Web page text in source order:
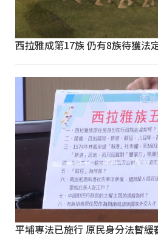
西拉雅成第17族 仍有8族待獲法
平埔專法已施行 原民身分法暫緩